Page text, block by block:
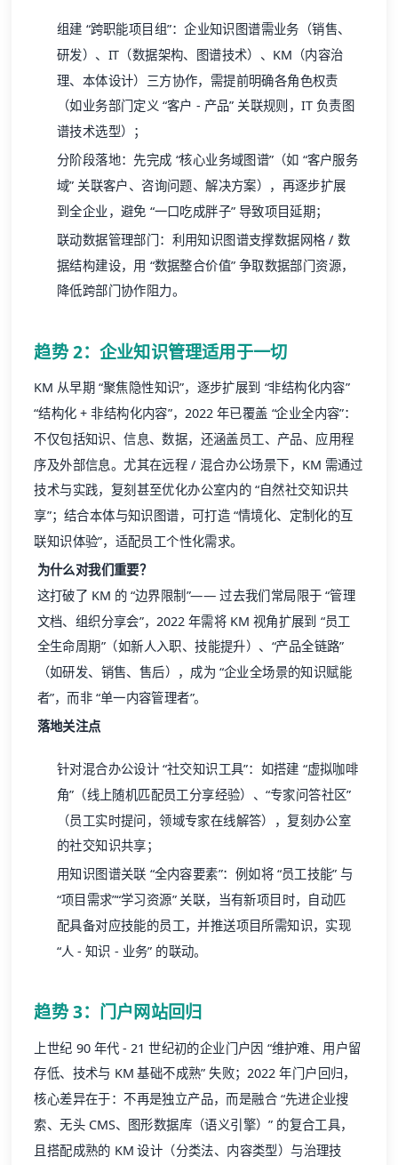
组建 “跨职能项目组”：企业知识图谱需业务（销售、
研发）、IT（数据架构、图谱技术）、KM（内容治
理、本体设计）三方协作，需提前明确各角色权责
（如业务部门定义 “客户 - 产品” 关联规则，IT 负责图
谱技术选型）；
分阶段落地：先完成 “核心业务域图谱”（如 “客户服务
域” 关联客户、咨询问题、解决方案），再逐步扩展
到全企业，避免 “一口吃成胖子” 导致项目延期；
联动数据管理部门：利用知识图谱支撑数据网格 / 数
据结构建设，用 “数据整合价值” 争取数据部门资源，
降低跨部门协作阻力。
趋势 2：企业知识管理适用于一切
KM 从早期 “聚焦隐性知识”，逐步扩展到 “非结构化内容”
“结构化 + 非结构化内容”，2022 年已覆盖 “企业全内容”：
不仅包括知识、信息、数据，还涵盖员工、产品、应用程
序及外部信息。尤其在远程 / 混合办公场景下，KM 需通过
技术与实践，复刻甚至优化办公室内的 “自然社交知识共
享”；结合本体与知识图谱，可打造 “情境化、定制化的互
联知识体验”，适配员工个性化需求。
为什么对我们重要？
这打破了 KM 的 “边界限制”—— 过去我们常局限于 “管理
文档、组织分享会”，2022 年需将 KM 视角扩展到 “员工
全生命周期”（如新人入职、技能提升）、“产品全链路”
（如研发、销售、售后），成为 “企业全场景的知识赋能
者”，而非 “单一内容管理者”。
落地关注点
针对混合办公设计 “社交知识工具”：如搭建 “虚拟咖啡
角”（线上随机匹配员工分享经验）、“专家问答社区”
（员工实时提问，领域专家在线解答），复刻办公室
的社交知识共享；
用知识图谱关联 “全内容要素”：例如将 “员工技能” 与
“项目需求”“学习资源” 关联，当有新项目时，自动匹
配具备对应技能的员工，并推送项目所需知识，实现
“人 - 知识 - 业务” 的联动。
趋势 3：门户网站回归
上世纪 90 年代 - 21 世纪初的企业门户因 “维护难、用户留
存低、技术与 KM 基础不成熟” 失败；2022 年门户回归，
核心差异在于：不再是独立产品，而是融合 “先进企业搜
索、无头 CMS、图形数据库（语义引擎）” 的复合工具，
且搭配成熟的 KM 设计（分类法、内容类型）与治理技